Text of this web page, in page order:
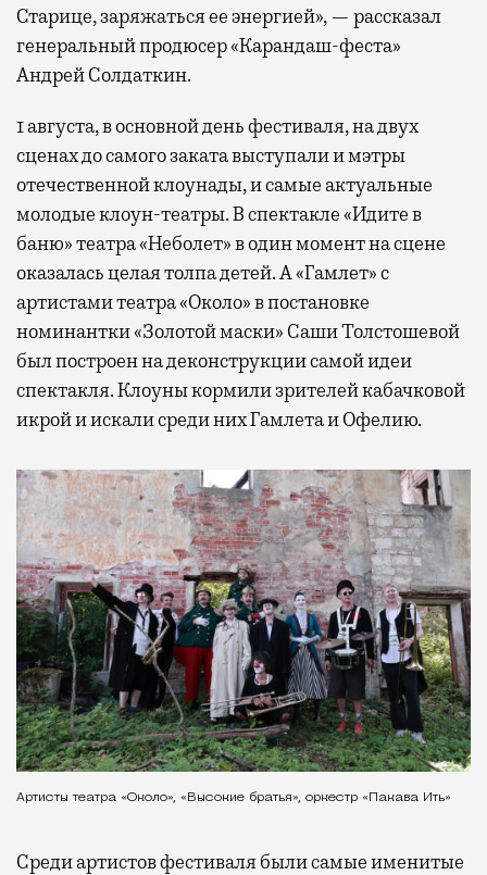
Старице, заряжаться ее энергией», — рассказал
генеральный продюсер «Карандаш-феста»
Андрей Солдаткин.
1 августа, в основной день фестиваля, на двух
сценах до самого заката выступали и мэтры
отечественной клоунады, и самые актуальные
молодые клоун-театры. В спектакле «Идите в
баню» театра «Неболет» в один момент на сцене
оказалась целая толпа детей. А «Гамлет» с
артистами театра «Около» в постановке
номинантки «Золотой маски» Саши Толстошевой
был построен на деконструкции самой идеи
спектакля. Клоуны кормили зрителей кабачковой
икрой и искали среди них Гамлета и Офелию.
Артисты театра «Около», «Высокие братья», оркестр «Пакава Ить»
Среди артистов фестиваля были самые именитые